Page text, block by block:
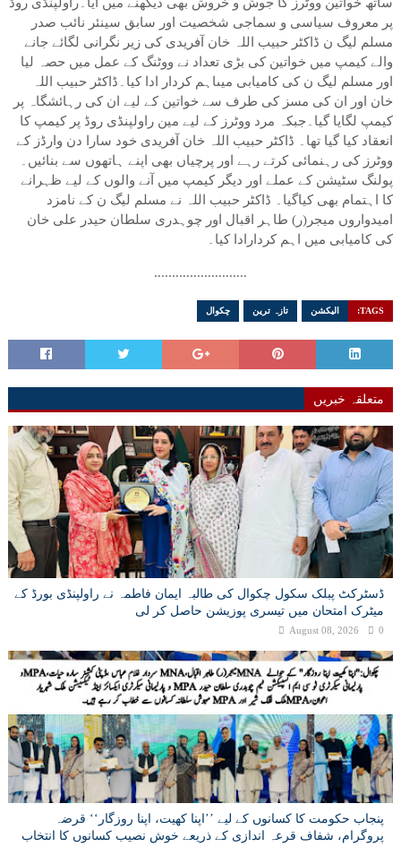
پر معروف سیاسی و سماجی شخصیت اور سابق سینئر نائب صدر
مسلم لیگ ن ڈاکٹر حبیب اللہ خان آفریدی کی زیر نگرانی لگائے جانے
والے کیمپ میں خواتین کی بڑی تعداد نے ووٹنگ کے عمل میں حصہ لیا
اور مسلم لیگ ن کی کامیابی میںاہم کردار ادا کیا۔ڈاکٹر حبیب اللہ
خان اور ان کی مسز کی طرف سے خواتین کے لیے ان کی رہائشگاہ پر
کیمپ لگایا گیا۔جبکہ مرد ووٹرز کے لیے مین راولپنڈی روڈ پر کیمپ کا
انعقاد کیا گیا تھا۔ ڈاکٹر حبیب اللہ خان آفریدی خود سارا دن وارڈز کے
ووٹرز کی رہنمائی کرتے رہے اور پرچیاں بھی اپنے ہاتھوں سے بنائیں۔
پولنگ سٹیشن کے عملے اور دیگر کیمپ میں آنے والوں کے لیے ظہرانے
کا اہتمام بھی کیاگیا۔ ڈاکٹر حبیب اللہ نے مسلم لیگ ن کے نامزد
امیدواروں میجر(ر) طاہر اقبال اور چوہدری سلطان حیدر علی خان
کی کامیابی میں اہم کردارادا کیا۔
..........................
TAGS: الیکشن تازہ ترین چکوال
متعلقہ خبریں
ڈسٹرکٹ پبلک سکول چکوال کی طالبہ ایمان فاطمہ نے راولپنڈی بورڈ کے
میٹرک امتحان میں تیسری پوزیشن حاصل کر لی
August 08, 2026 0
پنجاب حکومت کا کسانوں کے لیے ’’اپنا کھیت، اپنا روزگار‘‘ قرضہ
پروگرام، شفاف قرعہ اندازی کے ذریعے خوش نصیب کسانوں کا انتخاب